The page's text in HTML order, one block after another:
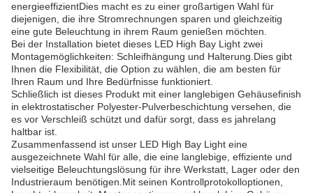
energieeffizientDies macht es zu einer großartigen Wahl für
diejenigen, die ihre Stromrechnungen sparen und gleichzeitig
eine gute Beleuchtung in ihrem Raum genießen möchten.
Bei der Installation bietet dieses LED High Bay Light zwei
Montagemöglichkeiten: Schleifhängung und Halterung.Dies gibt
Ihnen die Flexibilität, die Option zu wählen, die am besten für
Ihren Raum und Ihre Bedürfnisse funktioniert.
Schließlich ist dieses Produkt mit einer langlebigen Gehäusefinish
in elektrostatischer Polyester-Pulverbeschichtung versehen, die
es vor Verschleiß schützt und dafür sorgt, dass es jahrelang
haltbar ist.
Zusammenfassend ist unser LED High Bay Light eine
ausgezeichnete Wahl für alle, die eine langlebige, effiziente und
vielseitige Beleuchtungslösung für ihre Werkstatt, Lager oder den
Industrieraum benötigen.Mit seinen Kontrollprotokolloptionen,